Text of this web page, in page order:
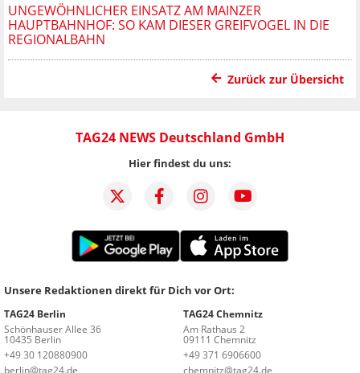
UNGEWÖHNLICHER EINSATZ AM MAINZER
HAUPTBAHNHOF: SO KAM DIESER GREIFVOGEL IN DIE
REGIONALBAHN
Zurück zur Übersicht
TAG24 NEWS Deutschland GmbH
Hier findest du uns:
Unsere Redaktionen direkt für Dich vor Ort:
TAG24 Berlin
Schönhauser Allee 36
10435 Berlin
+49 30 120880900
berlin@tag24.de
TAG24 Chemnitz
Am Rathaus 2
09111 Chemnitz
+49 371 6906600
chemnitz@tag24.de